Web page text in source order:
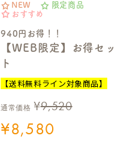
NEW
限定商品
おすすめ
940円お得！！
【WEB限定】お得セッ
ト
【送料無料ライン対象商品】
通常価格 ¥9,520
¥8,580